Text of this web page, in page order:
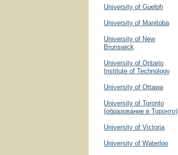
University of Guelph
University of Manitoba
University of New
Brunswick
University of Ontario
Institute of Technology
University of Ottawa
University of Toronto
(образование в Торонто)
University of Victoria
University of Waterloo